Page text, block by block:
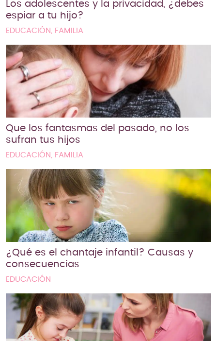
Los adolescentes y la privacidad, ¿debes
espiar a tu hijo?
EDUCACIÓN, FAMILIA
Que los fantasmas del pasado, no los
sufran tus hijos
EDUCACIÓN, FAMILIA
¿Qué es el chantaje infantil? Causas y
consecuencias
EDUCACIÓN